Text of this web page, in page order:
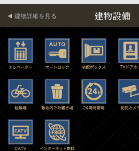
建物設備
建物詳細を見る